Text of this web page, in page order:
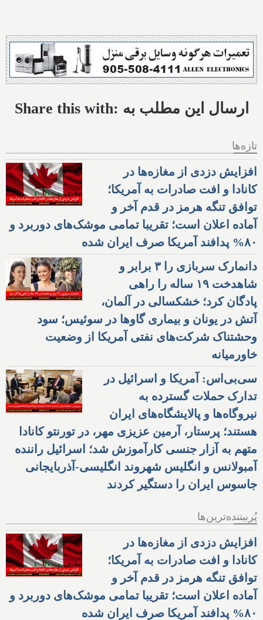
Share this with: ارسال این مطلب به
تازه‌ها
افزایش دزدی از مغازه‌ها در
کانادا و افت صادرات به آمریکا؛
توافق تنگه هرمز در قدم آخر و
آماده اعلان است؛ تقریبا تمامی موشک‌های دوربرد و
۸۰% پدافند آمریکا صرف ایران شده
دانمارک سربازی را ۳ برابر و
شاهدخت ۱۹ ساله را راهی
پادگان کرد؛ خشکسالی در آلمان،
آتش در یونان و بیماری گاوها در سوئیس؛ سود
وحشتناک شرکت‌های نفتی آمریکا از وضعیت
خاورمیانه
سی‌بی‌اس: آمریکا و اسرائیل در
تدارک حملات گسترده به
نیروگاه‌ها و پالایشگاه‌های ایران
هستند؛ پرستار، آرمین عزیزی مهر، در تورنتو کانادا
متهم به آزار جنسی کارآموزش شد؛ اسرائیل راننده
آمبولانس و انگلیس شهروند انگلیسی-آذربایجانی
جاسوس ایران را دستگیر کردند
پُربیننده‌ترین‌ها
افزایش دزدی از مغازه‌ها در
کانادا و افت صادرات به آمریکا؛
توافق تنگه هرمز در قدم آخر و
آماده اعلان است؛ تقریبا تمامی موشک‌های دوربرد و
۸۰% پدافند آمریکا صرف ایران شده